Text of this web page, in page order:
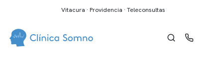
Vitacura · Providencia · Teleconsultas